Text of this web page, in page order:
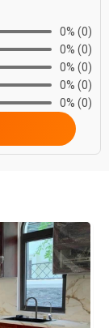
0% (0)
0% (0)
0% (0)
0% (0)
0% (0)